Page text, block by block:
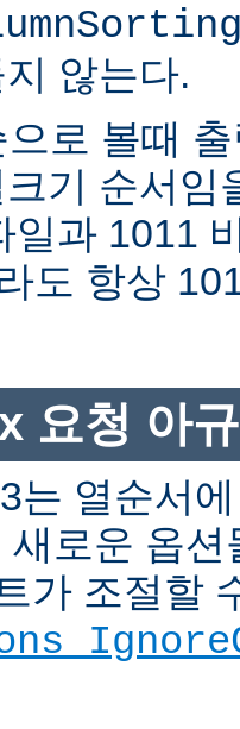
않는다.
로 볼때
기 순서임
일과 1011
도 항상
요청 아
는 열순서
새로운 옵
가 조절할